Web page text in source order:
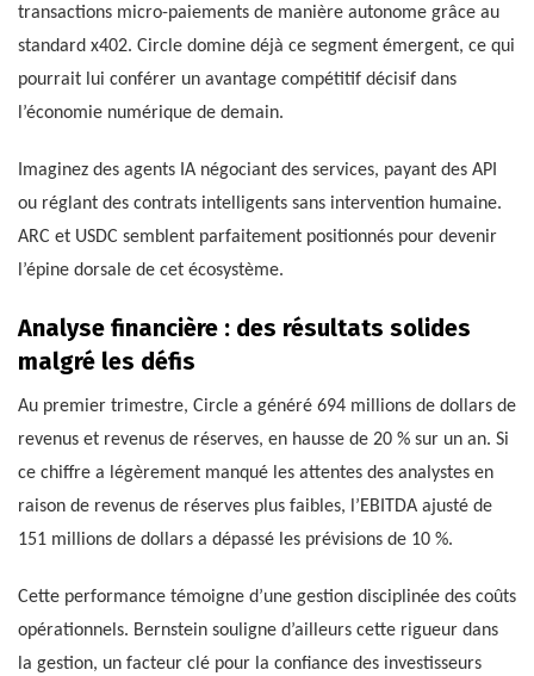
transactions micro-paiements de manière autonome grâce au
standard x402. Circle domine déjà ce segment émergent, ce qui
pourrait lui conférer un avantage compétitif décisif dans
l’économie numérique de demain.
Imaginez des agents IA négociant des services, payant des API
ou réglant des contrats intelligents sans intervention humaine.
ARC et USDC semblent parfaitement positionnés pour devenir
l’épine dorsale de cet écosystème.
Analyse financière : des résultats solides
malgré les défis
Au premier trimestre, Circle a généré 694 millions de dollars de
revenus et revenus de réserves, en hausse de 20 % sur un an. Si
ce chiffre a légèrement manqué les attentes des analystes en
raison de revenus de réserves plus faibles, l’EBITDA ajusté de
151 millions de dollars a dépassé les prévisions de 10 %.
Cette performance témoigne d’une gestion disciplinée des coûts
opérationnels. Bernstein souligne d’ailleurs cette rigueur dans
la gestion, un facteur clé pour la confiance des investisseurs